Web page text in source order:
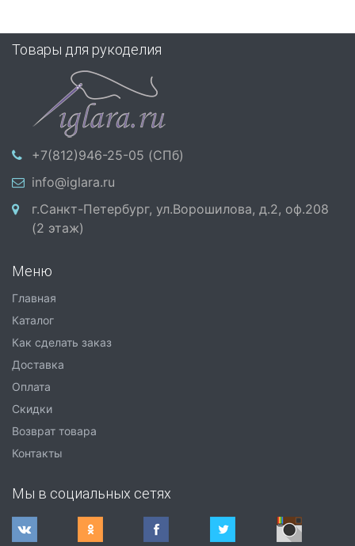
Товары для рукоделия
+7(812)946-25-05 (СПб)
info@iglara.ru
г.Санкт-Петербург, ул.Ворошилова, д.2, оф.208
(2 этаж)
Меню
Главная
Каталог
Как сделать заказ
Доставка
Оплата
Скидки
Возврат товара
Контакты
Мы в социальных сетях